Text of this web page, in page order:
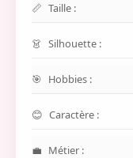
Taille :
Silhouette :
Hobbies :
Caractère :
Métier :